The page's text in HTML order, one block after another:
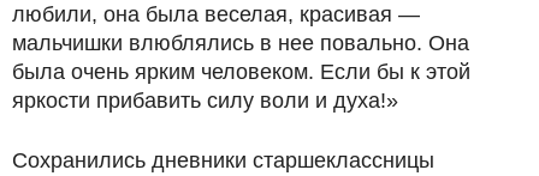
любили, она была веселая, красивая —
мальчишки влюблялись в нее повально. Она
была очень ярким человеком. Если бы к этой
яркости прибавить силу воли и духа!»
Сохранились дневники старшеклассницы